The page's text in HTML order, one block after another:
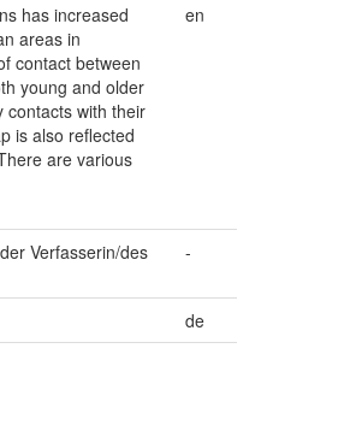
has increased
areas in
contact between
young and older
contacts with their
is also reflected
are various
en
Verfasserin/des
-
de